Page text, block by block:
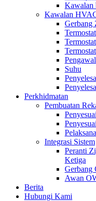
Kawalan
Kawalan
Gerbang
Suhu
Perkhidmatan
Pembuatan
Integrasi Sistem
Peranti
Ketiga
Gerbang
Awan
Berita
Hubungi Kami